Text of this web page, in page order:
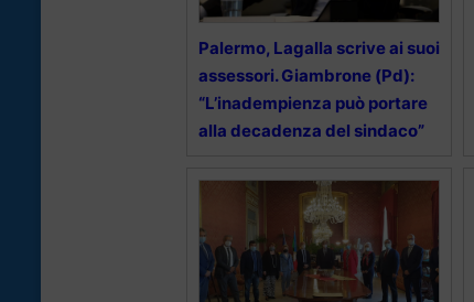
Palermo, Lagalla scrive ai suoi
assessori. Giambrone (Pd):
“L’inadempienza può portare
alla decadenza del sindaco”